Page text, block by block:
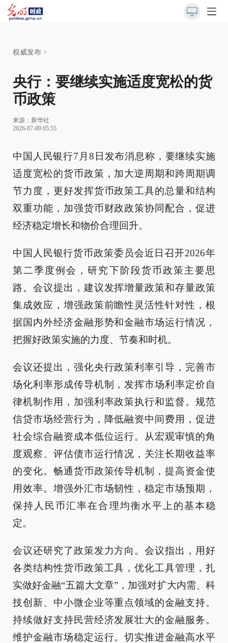
权威发布 >
央行：要继续实施适度宽松的货
币政策
来源： 新华社
2026-07-09 05:55
中国人民银行7月8日发布消息称，要继续实施
适度宽松的货币政策，加大逆周期和跨周期调
节力度，更好发挥货币政策工具的总量和结构
双重功能，加强货币财政政策协同配合，促进
经济稳定增长和物价合理回升。
中国人民银行货币政策委员会近日召开2026年
第二季度例会，研究下阶段货币政策主要思
路。会议提出，建议发挥增量政策和存量政策
集成效应，增强政策前瞻性灵活性针对性，根
据国内外经济金融形势和金融市场运行情况，
把握好政策实施的力度、节奏和时机。
会议还提出，强化央行政策利率引导，完善市
场化利率形成传导机制，发挥市场利率定价自
律机制作用，加强利率政策执行和监督。规范
信贷市场经营行为，降低融资中间费用，促进
社会综合融资成本低位运行。从宏观审慎的角
度观察、评估债市运行情况，关注长期收益率
的变化。畅通货币政策传导机制，提高资金使
用效率。增强外汇市场韧性，稳定市场预期，
保持人民币汇率在合理均衡水平上的基本稳
定。
会议还研究了政策发力方向。会议指出，用好
各类结构性货币政策工具，优化工具管理，扎
实做好金融“五篇大文章”，加强对扩大内需、科
技创新、中小微企业等重点领域的金融支持。
持续做好支持民营经济发展壮大的金融服务。
维护金融市场稳定运行。切实推进金融高水平